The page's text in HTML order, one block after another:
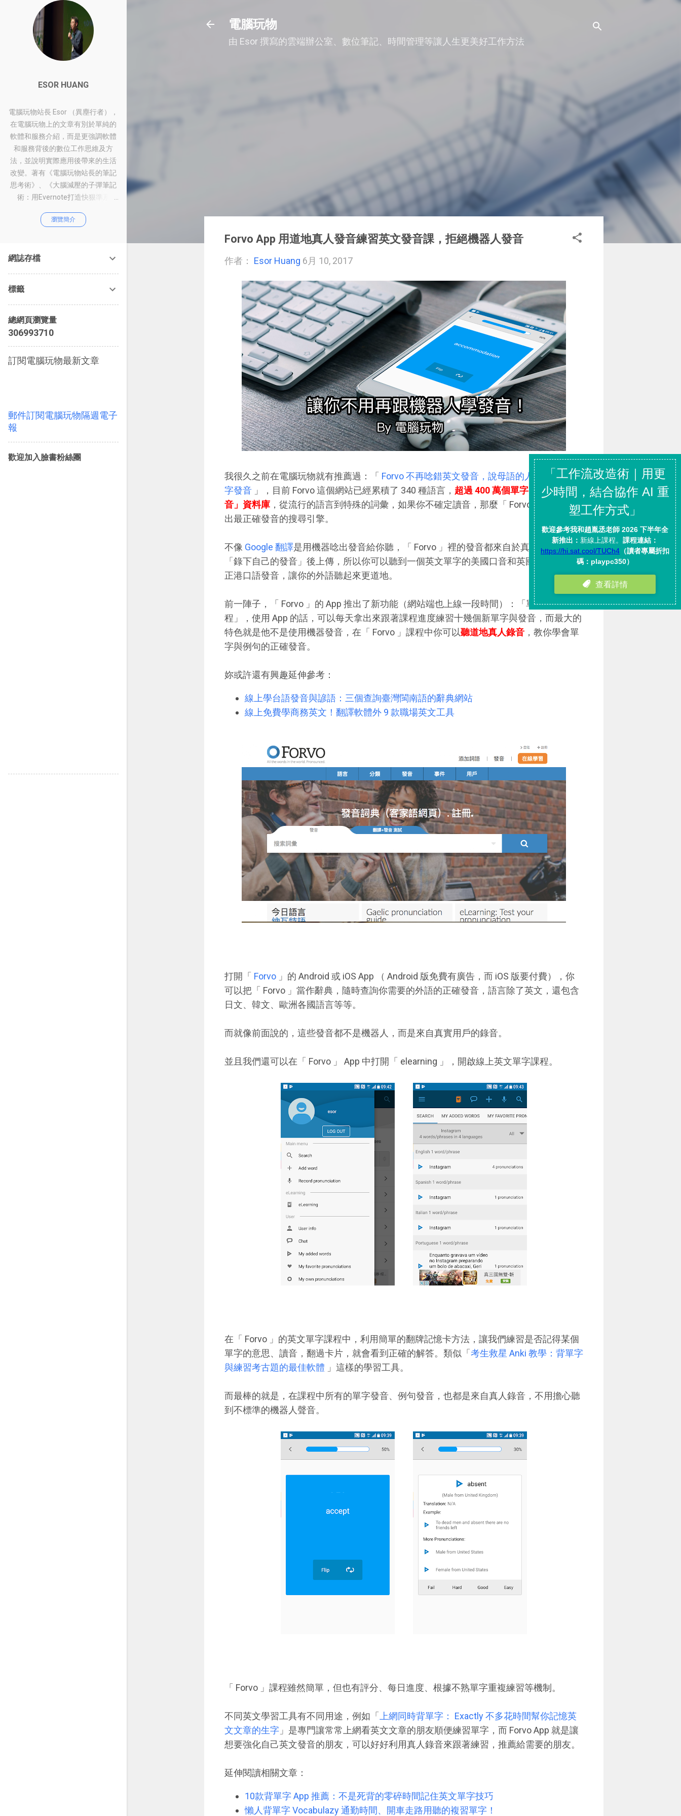
電腦玩物
由 Esor 撰寫的雲端辦公室、數位筆記、時間管理等讓人生更美好工作方法
Forvo App 用道地真人發音練習英文發音課，拒絕機器人發音
作者： Esor Huang 6月 10, 2017
我很久之前在電腦玩物就有推薦過：「 Forvo 不再唸錯英文發音，說母語的人教你百萬新
字發音 」，目前 Forvo 這個網站已經累積了 340 種語言， 超過 400 萬個單字的「真人發
音」資料庫 ，從流行的語言到特殊的詞彙，如果你不確定讀音，那麼「 Forvo 」是幫你找
出最正確發音的搜尋引擎。
不像 Google 翻譯是用機器唸出發音給你聽，「 Forvo 」裡的發音都來自於真實的用戶
「錄下自己的發音」後上傳，所以你可以聽到一個英文單字的美國口音和英國口音，學會
正港口語發音，讓你的外語聽起來更道地。
前一陣子，「 Forvo 」的 App 推出了新功能（網站端也上線一段時間）：「單字發音課
程」，使用 App 的話，可以每天拿出來跟著課程進度練習十幾個新單字與發音，而最大的
特色就是他不是使用機器發音，在「 Forvo 」課程中你可以聽道地真人錄音 ，教你學會單
字與例句的正確發音。
妳或許還有興趣延伸參考：
線上學台語發音與諺語：三個查詢臺灣閩南語的辭典網站
線上免費學商務英文！翻譯軟體外 9 款職場英文工具
打開「 Forvo 」的 Android 或 iOS App （ Android 版免費有廣告，而 iOS 版要付費），你
可以把「 Forvo 」當作辭典，隨時查詢你需要的外語的正確發音，語言除了英文，還包含
日文、韓文、歐洲各國語言等等。
而就像前面說的，這些發音都不是機器人，而是來自真實用戶的錄音。
並且我們還可以在「 Forvo 」 App 中打開「 elearning 」，開啟線上英文單字課程。
在「 Forvo 」的英文單字課程中，利用簡單的翻牌記憶卡方法，讓我們練習是否記得某個
單字的意思、讀音，翻過卡片，就會看到正確的解答。類似「 考生救星 Anki 教學：背單字
與練習考古題的最佳軟體 」這樣的學習工具。
而最棒的就是，在課程中所有的單字發音、例句發音，也都是來自真人錄音，不用擔心聽
到不標準的機器人聲音。
「 Forvo 」課程雖然簡單，但也有評分、每日進度、根據不熟單字重複練習等機制。
不同英文學習工具有不同用途，例如「
上網同時背單字： Exactly 不多花時間幫你記憶英
文文章的生字 」是專門讓常常上網看英文文章的朋友順便練習單字，而 Forvo App 就是讓
想要強化自己英文發音的朋友，可以好好利用真人錄音來跟著練習，推薦給需要的朋友。
延伸閱讀相關文章：
10款背單字 App 推薦：不是死背的零碎時間記住英文單字技巧
懶人背單字 Vocabulazy 通勤時間、開車走路用聽的複習單字！
ESOR HUANG
電腦玩物站長 Esor （異塵行者），
在電腦玩物上的文章有別於單純的
軟體和服務介紹，而是更強調軟體
和服務背後的數位工作思維及方
法，並說明實際應用後帶來的生活
改變。著有《電腦玩物站長的筆記
思考術》、《大腦減壓的子彈筆記
術：用Evernote打造快狠準系
作術：從職場到人生的100個聰明
瀏覽簡介
網誌存檔
標籤
總網頁瀏覽量
306993710
訂閱電腦玩物最新文章
郵件訂閱電腦玩物隔週電子
報
歡迎加入臉書粉絲團